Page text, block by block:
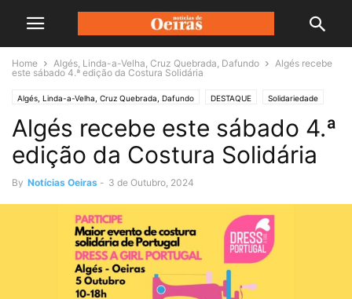
Home Algés, Linda-a-Velha, Cruz Quebrada, Dafundo
Algés recebe
este sábado 4.ª edição da Costura Solidária
Algés, Linda-a-Velha, Cruz Quebrada, Dafundo DESTAQUE Solidariedade
Algés recebe este sábado 4.ª
edição da Costura Solidária
By Notícias Oeiras - 3 de Outubro, 2024